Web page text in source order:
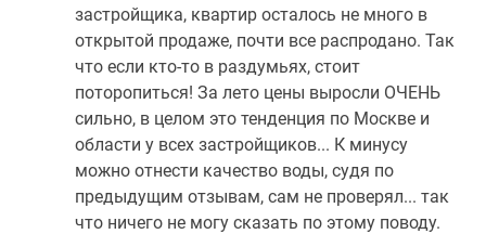
застройщика, квартир осталось не много в
открытой продаже, почти все распродано. Так
что если кто-то в раздумьях, стоит
поторопиться! За лето цены выросли ОЧЕНЬ
сильно, в целом это тенденция по Москве и
области у всех застройщиков... К минусу
можно отнести качество воды, судя по
предыдущим отзывам, сам не проверял... так
что ничего не могу сказать по этому поводу.